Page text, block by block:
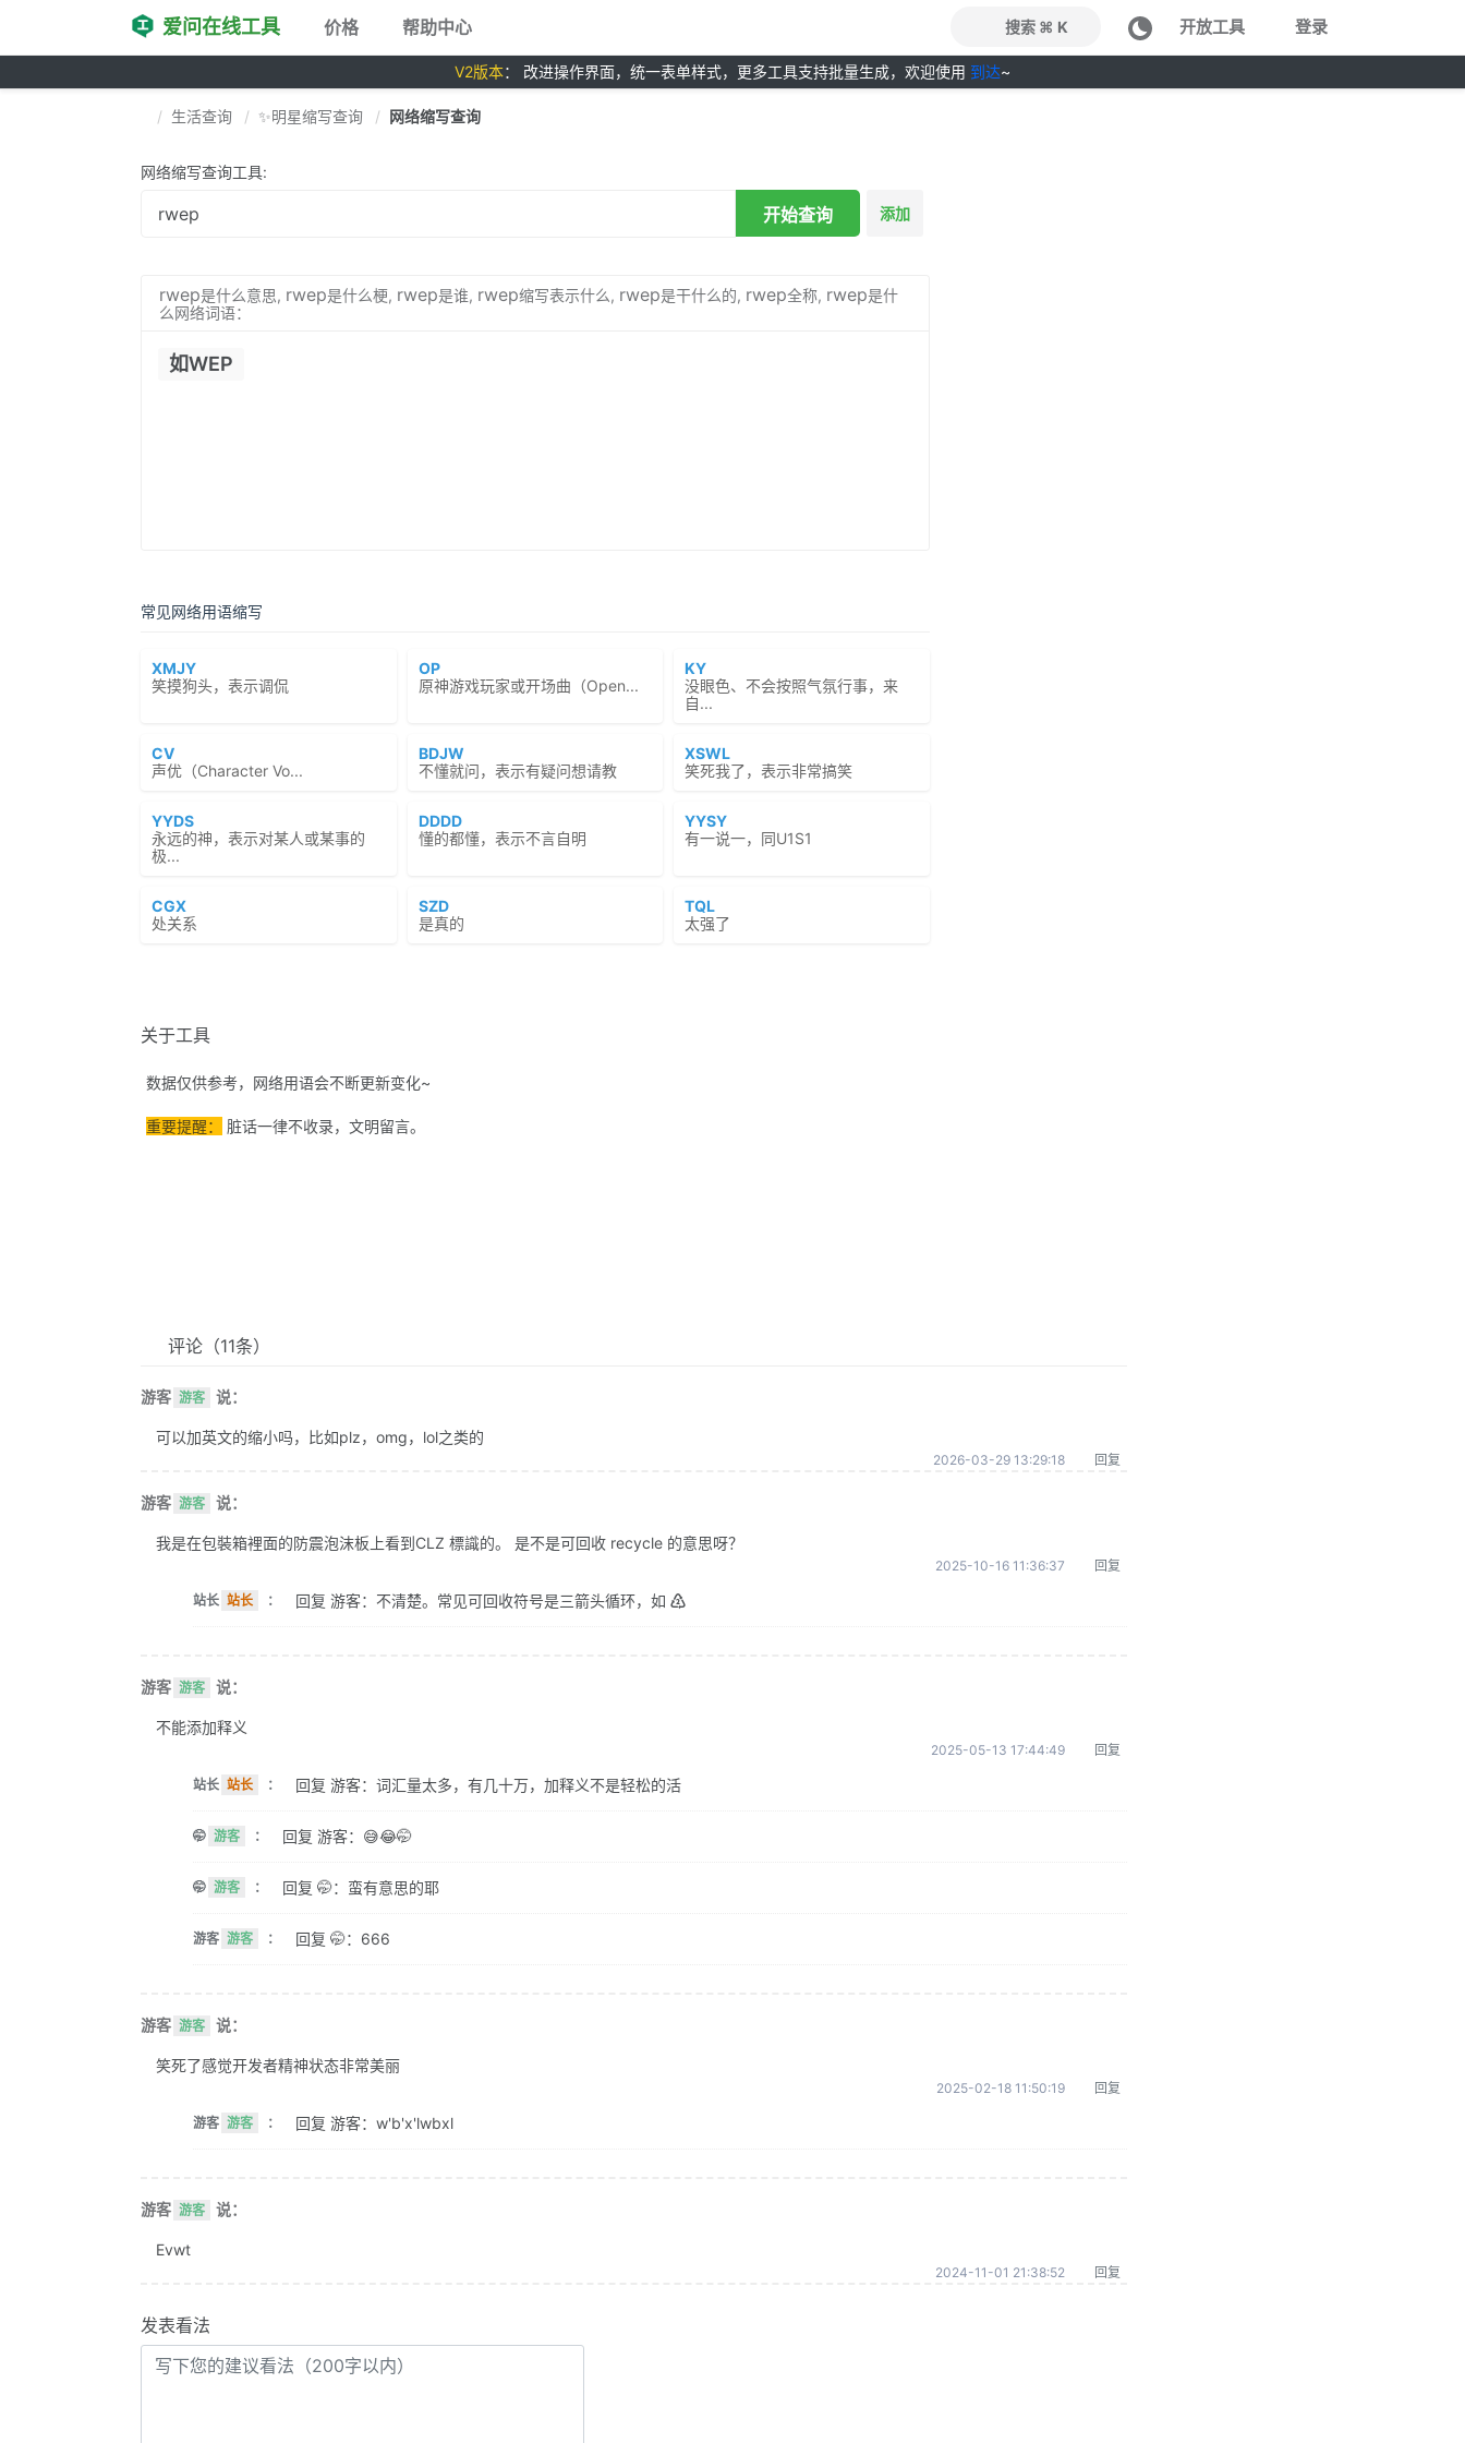
爱问在线工具 价格 帮助中心 搜索 ⌘ K 开放工具 登录
V2版本： 改进操作界面，统一表单样式，更多工具支持批量生成，欢迎使用 到达~
生活查询 ✨明星缩写查询 网络缩写查询
网络缩写查询工具:
开始查询 添加
rwep是什么意思, rwep是什么梗, rwep是谁, rwep缩写表示什么, rwep是干什么的, rwep全称, rwep是什
么网络词语：
如WEP
常见网络用语缩写
XMJY
笑摸狗头，表示调侃
OP
原神游戏玩家或开场曲（Open...
KY
没眼色、不会按照气氛行事，来
自...
CV
声优（Character Vo...
BDJW
不懂就问，表示有疑问想请教
XSWL
笑死我了，表示非常搞笑
YYDS
永远的神，表示对某人或某事的
极...
DDDD
懂的都懂，表示不言自明
YYSY
有一说一，同U1S1
CGX
处关系
SZD
是真的
TQL
太强了
关于工具
数据仅供参考，网络用语会不断更新变化~
重要提醒： 脏话一律不收录，文明留言。
评论 （11条）
游客 游客 说：
可以加英文的缩小吗，比如plz，omg，lol之类的
2026-03-29 13:29:18 回复
游客 游客 说：
我是在包裝箱裡面的防震泡沫板上看到CLZ 標識的。 是不是可回收 recycle 的意思呀？
2025-10-16 11:36:37 回复
站长 站长 ： 回复 游客：不清楚。常见可回收符号是三箭头循环，如 ♴
游客 游客 说：
不能添加释义
2025-05-13 17:44:49 回复
站长 站长 ： 回复 游客：词汇量太多，有几十万，加释义不是轻松的活
🤭 游客 ： 回复 游客：😅😂🤭
🤭 游客 ： 回复 🤭：蛮有意思的耶
游客 游客 ： 回复 🤭：666
游客 游客 说：
笑死了感觉开发者精神状态非常美丽
2025-02-18 11:50:19 回复
游客 游客 ： 回复 游客：w'b'x'lwbxl
游客 游客 说：
Evwt
2024-11-01 21:38:52 回复
发表看法